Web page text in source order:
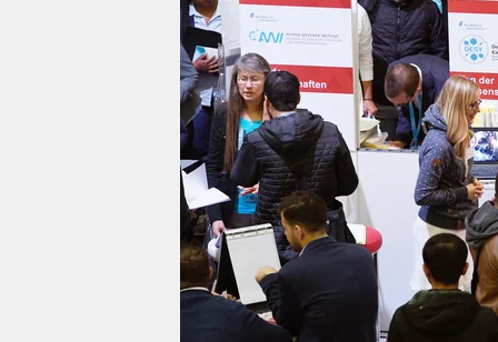
nord
wahrheit
verlag
verlag
veranstaltungen
shop
fragen & hilfe